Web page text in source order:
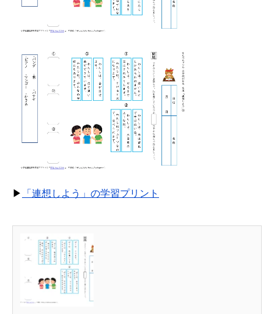
▶ 「連想しよう」の学習プリント